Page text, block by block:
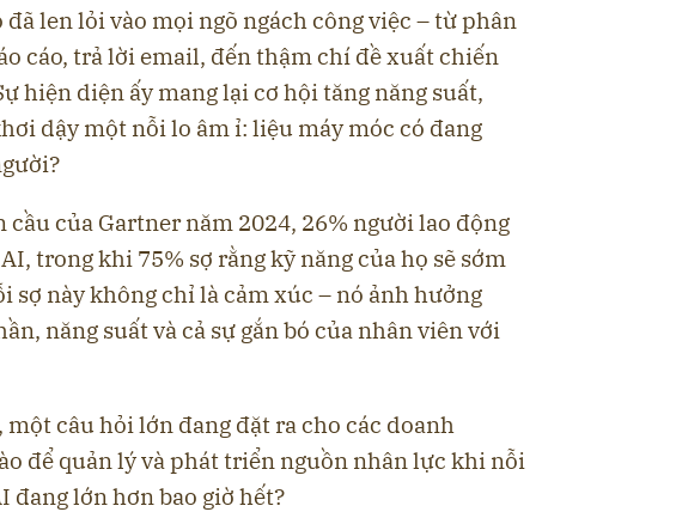
đã len lỏi vào mọi ngõ ngách công việc – từ phân
cáo, trả lời email, đến thậm chí đề xuất chiến
hiện diện ấy mang lại cơ hội tăng năng suất,
dậy một nỗi lo âm ỉ: liệu máy móc có đang
cầu của Gartner năm 2024, 26% người lao động
trong khi 75% sợ rằng kỹ năng của họ sẽ sớm
sợ này không chỉ là cảm xúc – nó ảnh hưởng
năng suất và cả sự gắn bó của nhân viên với
câu hỏi lớn đang đặt ra cho các doanh
để quản lý và phát triển nguồn nhân lực khi nỗi
đang lớn hơn bao giờ hết?